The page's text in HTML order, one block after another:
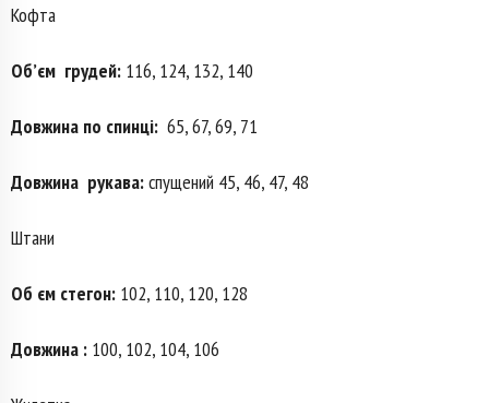
Кофта
Об’єм грудей: 116, 124, 132, 140
Довжина по спинці: 65, 67, 69, 71
Довжина рукава:спущений 45, 46, 47, 48
Штани
Об єм стегон: 102, 110, 120, 128
Довжина : 100, 102, 104, 106